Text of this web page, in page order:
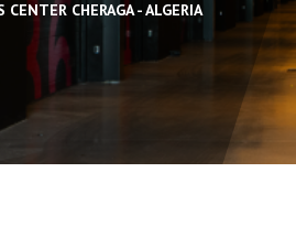
CENTER CHERAGA - ALGERIA